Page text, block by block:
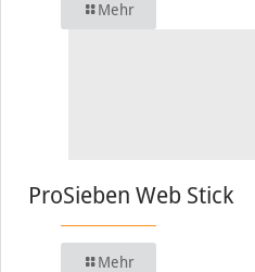
Mehr
ProSieben Web Stick
Mehr